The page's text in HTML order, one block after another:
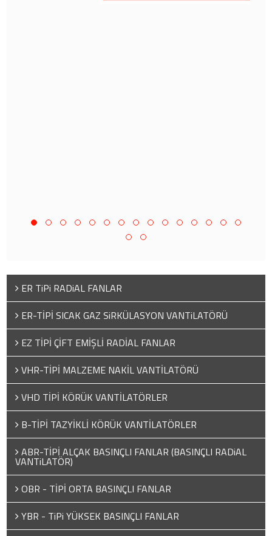
ER TiPi RADiAL FANLAR
ER-TİPİ SICAK GAZ SiRKÜLASYON VANTiLATÖRÜ
EZ TİPİ ÇİFT EMİŞLİ RADİAL FANLAR
VHR-TİPİ MALZEME NAKİL VANTİLATÖRÜ
VHD TİPİ KÖRÜK VANTİLATÖRLER
B-TİPİ TAZYİKLİ KÖRÜK VANTİLATÖRLER
ABR-TİPİ ALÇAK BASINÇLI FANLAR (BASINÇLI RADiAL
VANTiLATÖR)
OBR - TİPİ ORTA BASINÇLI FANLAR
YBR - TiPi YÜKSEK BASINÇLI FANLAR